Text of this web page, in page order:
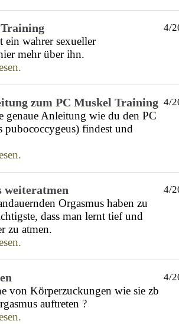
ein wahrer sexueller
mehr über ihn.
4/
zum PC Muskel Training
genaue Anleitung wie du den PC
pubococcygeus) findest und
4/
weiteratmen
Orgasmus haben zu
dass man lernt tief und
zu atmen.
4/
von Körperzuckungen wie sie zb
auftreten ?
4/